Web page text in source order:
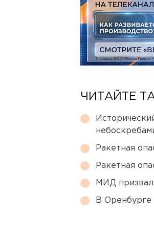
ЧИТАЙТЕ
Ракетная
Ракетная
МИД призвал
В